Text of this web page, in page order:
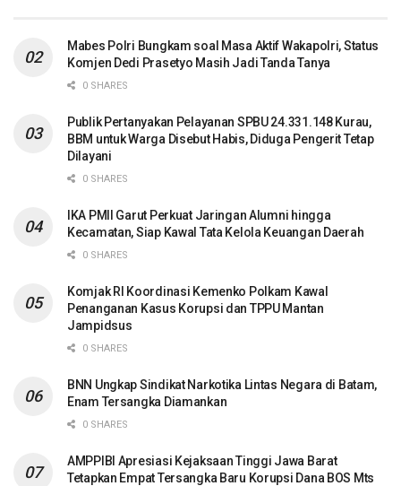
Mabes Polri Bungkam soal Masa Aktif Wakapolri, Status
Komjen Dedi Prasetyo Masih Jadi Tanda Tanya
0 SHARES
Publik Pertanyakan Pelayanan SPBU 24.331.148 Kurau,
BBM untuk Warga Disebut Habis, Diduga Pengerit Tetap
Dilayani
0 SHARES
IKA PMII Garut Perkuat Jaringan Alumni hingga
Kecamatan, Siap Kawal Tata Kelola Keuangan Daerah
0 SHARES
Komjak RI Koordinasi Kemenko Polkam Kawal
Penanganan Kasus Korupsi dan TPPU Mantan
Jampidsus
0 SHARES
BNN Ungkap Sindikat Narkotika Lintas Negara di Batam,
Enam Tersangka Diamankan
0 SHARES
AMPPIBI Apresiasi Kejaksaan Tinggi Jawa Barat
Tetapkan Empat Tersangka Baru Korupsi Dana BOS Mts